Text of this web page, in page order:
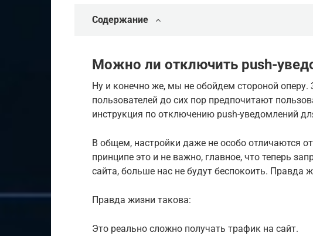
Содержание
Можно ли отключить push-
Ну и конечно же, мы не обойдем стороной
пользователей до сих пор предпочитают
инструкция по отключению push-уведомлений
В общем, настройки даже не особо отличаются
принципе это и не важно, главное, что теперь
сайта, больше нас не будут беспокоить. Правда
Правда жизни такова:
Это реально сложно получать трафик на сайт.